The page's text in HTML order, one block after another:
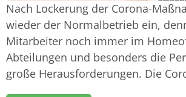
Nach Lockerung der Corona-
wieder der Normalbetrieb ein,
Mitarbeiter noch immer im
Abteilungen und besonders die
große Herausforderungen. Die